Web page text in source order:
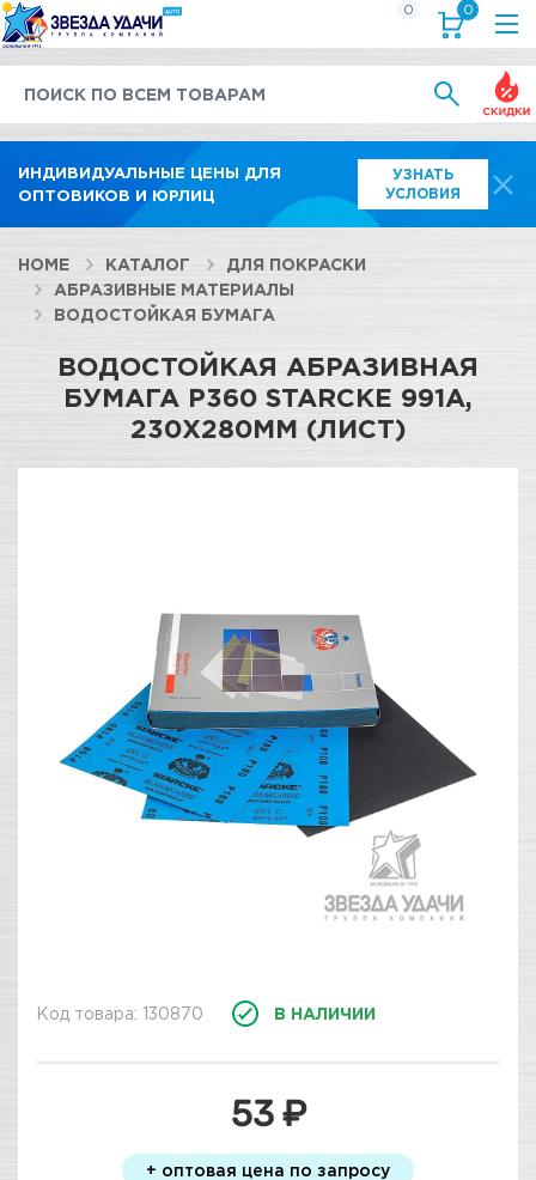
ИНДИВИДУАЛЬНЫЕ ЦЕНЫ ДЛЯ
ОПТОВИКОВ И ЮРЛИЦ
УЗНАТЬ
УСЛОВИЯ
0 0
HOME КАТАЛОГ
ДЛЯ ПОКРАСКИ
АБРАЗИВНЫЕ МАТЕРИАЛЫ
ВОДОСТОЙКАЯ БУМАГА
ВОДОСТОЙКАЯ АБРАЗИВНАЯ
БУМАГА Р360 STARCKE 991А,
230Х280ММ (ЛИСТ)
Код товара: 130870 В НАЛИЧИИ
53 ₽
+ оптовая цена по запросу